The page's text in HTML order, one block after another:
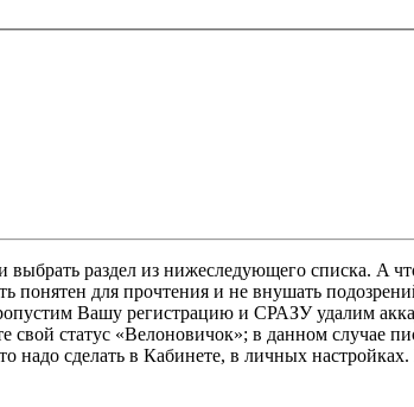
раздел из нижеследующего списка. A
понятен для прочтения и не внушать
Вашу регистрацию и СРАЗУ удалим
статус «Велоновичок»; в данном случае
сделать в Кабинете, в личных